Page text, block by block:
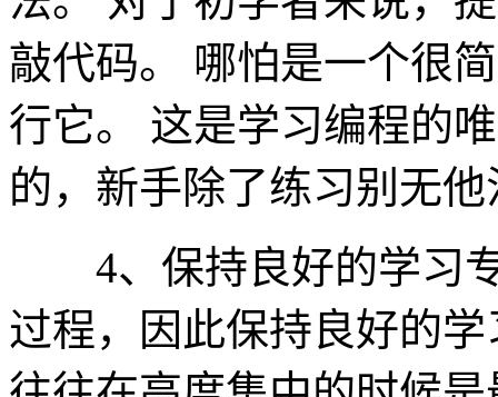
敲代码。 哪怕是一个很
行它。 这是学习编程的
的，新手除了练习别无
4、保持良好的学习专
过程，因此保持良好的